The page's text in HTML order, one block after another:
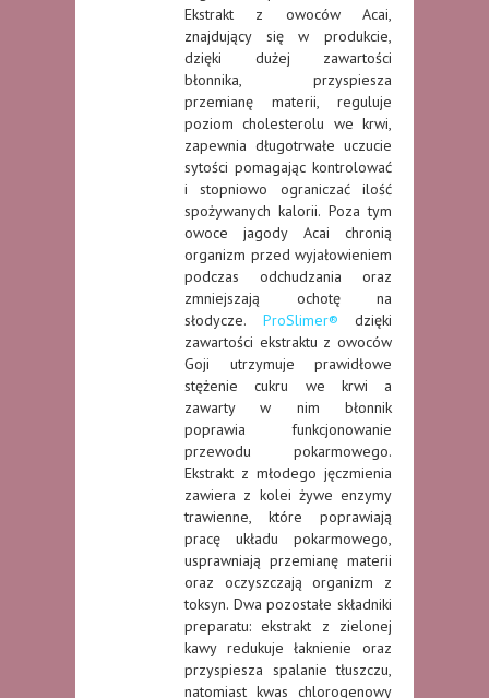
Ekstrakt z owoców Acai,
znajdujący się w produkcie,
dzięki dużej zawartości
błonnika, przyspiesza
przemianę materii, reguluje
poziom cholesterolu we krwi,
zapewnia długotrwałe uczucie
sytości pomagając kontrolować
i stopniowo ograniczać ilość
spożywanych kalorii. Poza tym
owoce jagody Acai chronią
organizm przed wyjałowieniem
podczas odchudzania oraz
zmniejszają ochotę na
słodycze. ProSlimer® dzięki
zawartości ekstraktu z owoców
Goji utrzymuje prawidłowe
stężenie cukru we krwi a
zawarty w nim błonnik
poprawia funkcjonowanie
przewodu pokarmowego.
Ekstrakt z młodego jęczmienia
zawiera z kolei żywe enzymy
trawienne, które poprawiają
pracę układu pokarmowego,
usprawniają przemianę materii
oraz oczyszczają organizm z
toksyn. Dwa pozostałe składniki
preparatu: ekstrakt z zielonej
kawy redukuje łaknienie oraz
przyspiesza spalanie tłuszczu,
natomiast kwas chlorogenowy